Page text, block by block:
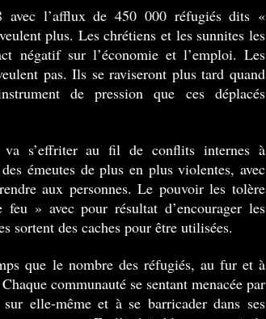
avec l’afflux de 450 000 réfugiés dits «
plus. Les chrétiens et les sunnites les
négatif sur l’économie et l’emploi. Les
pas. Ils se raviseront plus tard quand
de pression que ces déplacés
va s’effriter au fil de conflits internes à
émeutes de plus en plus violentes, avec
aux personnes. Le pouvoir les tolère
» avec pour résultat d’encourager les
sortent des caches pour être utilisées.
que le nombre des réfugiés, au fur et à
communauté se sentant menacée par
elle-même et à se barricader dans ses